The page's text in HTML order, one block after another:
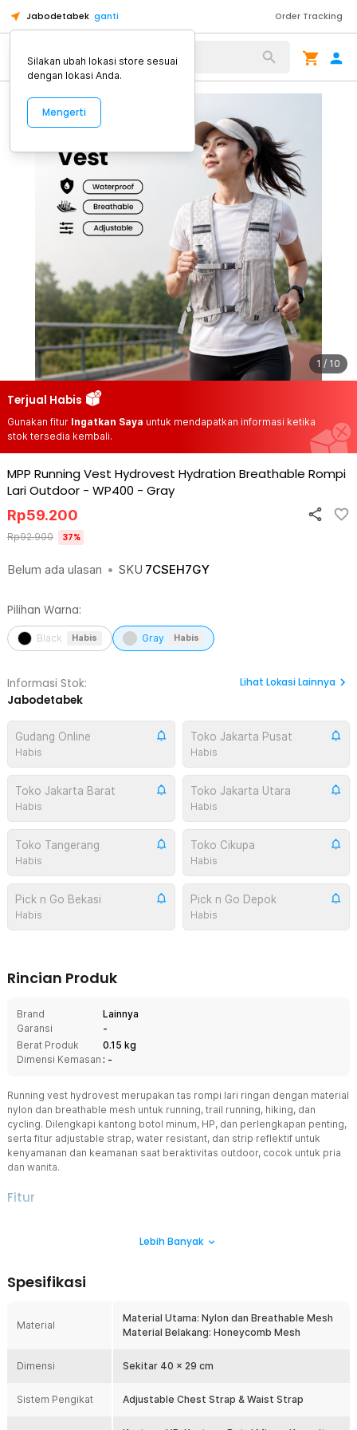
Jabodetabek ganti Order Tracking
Alat Kopi
1 / 10
Terjual Habis
Gunakan fitur Ingatkan Saya untuk mendapatkan informasi ketika
stok tersedia kembali.
MPP Running Vest Hydrovest Hydration Breathable Rompi
Lari Outdoor - WP400 - Gray
Belum ada ulasan • SKU 7CSEH7GY
Rp59.200
Rp92.900 37%
Pilihan Warna:
Black Habis Gray Habis
Informasi Stok:
Jabodetabek
Lihat Lokasi Lainnya
Gudang Online
Habis
Toko Jakarta Pusat
Habis
Toko Jakarta Barat
Habis
Toko Jakarta Utara
Habis
Toko Tangerang
Habis
Toko Cikupa
Habis
Pick n Go Bekasi
Habis
Pick n Go Depok
Habis
Rincian Produk
Brand
Lainnya
Garansi
-
Berat Produk
0.15 kg
Dimensi Kemasan : -
Running vest hydrovest merupakan tas rompi lari ringan dengan material
nylon dan breathable mesh untuk running, trail running, hiking, dan
cycling. Dilengkapi kantong botol minum, HP, dan perlengkapan penting,
serta fitur adjustable strap, water resistant, dan strip reflektif untuk
kenyamanan dan keamanan saat beraktivitas outdoor, cocok untuk pria
dan wanita.
Fitur
Selain digunakan sebagai rompi lari outdoor, running vest ini juga
penting tetap mudah dibawa tanpa terasa membebani. Satu vest
ringan, dan siap menemani setiap aktivitas Anda.
Desain Vest Ergonomis
vest ergonomis yang mengikuti kontur tubuh untuk mengurangi
disesuaikan, rompi tetap stabil dan nyaman digunakan tanpa terasa
mengganggu langkah. Cocok untuk trail running, marathon, hiking,
Lebih Banyak
Spesifikasi
Material
Material Utama: Nylon dan Breathable Mesh
Material Belakang: Honeycomb Mesh
Dimensi Sekitar 40 x 29 cm
Sistem Pengikat Adjustable Chest Strap & Waist Strap
Silakan ubah lokasi store sesuai
dengan lokasi Anda.
Mengerti